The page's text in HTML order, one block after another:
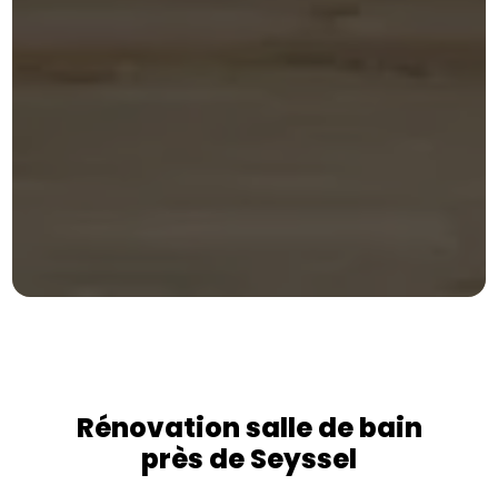
Rénovation salle de bain
près de Seyssel